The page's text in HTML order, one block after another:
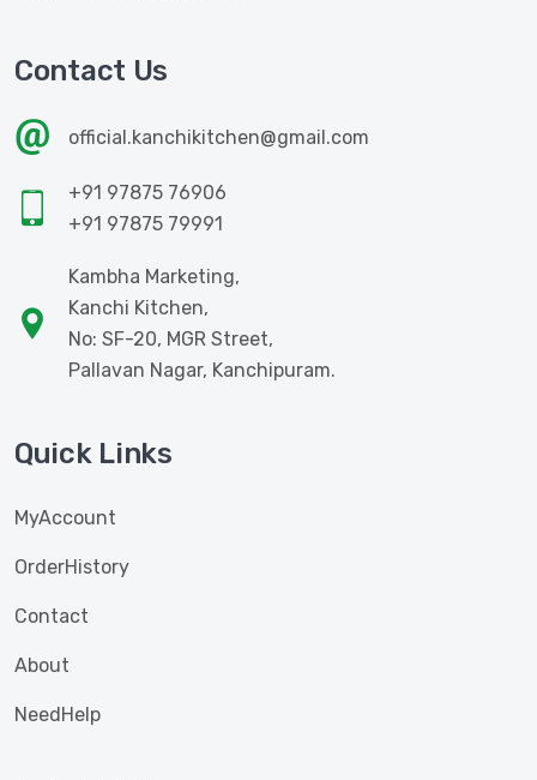
Contact Us
official.kanchikitchen@gmail.com
+91 97875 76906
+91 97875 79991
Kambha Marketing,
Kanchi Kitchen,
No: SF-20, MGR Street,
Pallavan Nagar, Kanchipuram.
Quick Links
MyAccount
OrderHistory
Contact
About
NeedHelp